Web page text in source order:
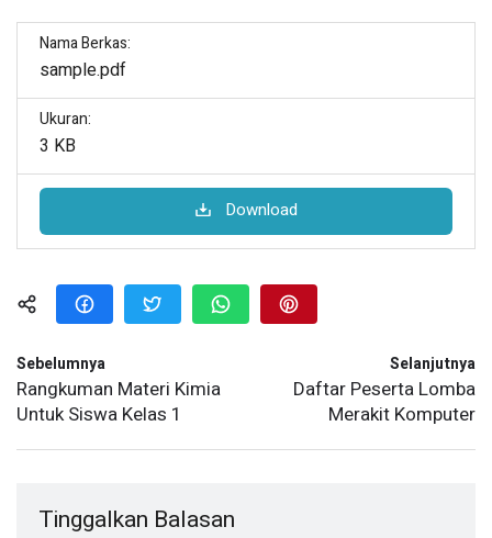
Nama Berkas:
sample.pdf
Ukuran:
3 KB
Download
Sebelumnya
Rangkuman Materi Kimia
Untuk Siswa Kelas 1
Selanjutnya
Daftar Peserta Lomba
Merakit Komputer
Tinggalkan Balasan